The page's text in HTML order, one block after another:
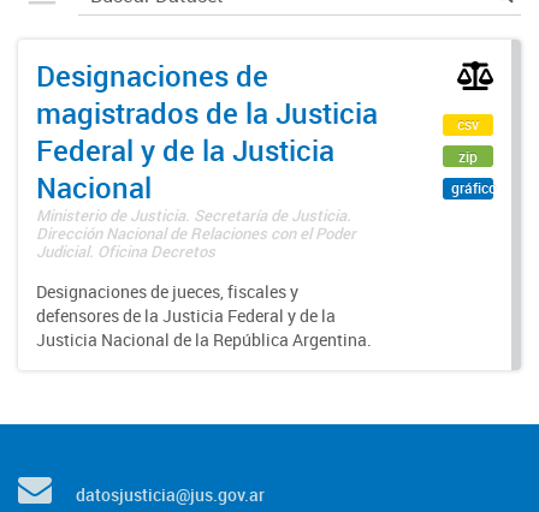
Designaciones de
magistrados de la Justicia
Federal y de la Justicia
Nacional
Ministerio de Justicia. Secretaría de Justicia.
Dirección Nacional de Relaciones con el Poder
Judicial. Oficina Decretos
Designaciones de jueces, fiscales y
defensores de la Justicia Federal y de la
Justicia Nacional de la República Argentina.
csv
zip
gráfico
datosjusticia@jus.gov.ar